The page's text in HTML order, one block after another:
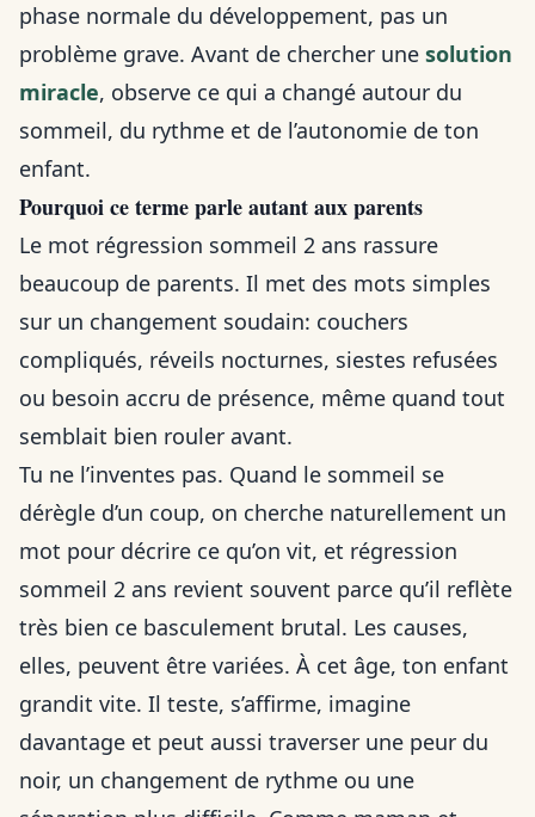
phase normale du développement, pas un
problème grave. Avant de chercher une solution
miracle, observe ce qui a changé autour du
sommeil, du rythme et de l’autonomie de ton
enfant.
Pourquoi ce terme parle autant aux parents
Le mot régression sommeil 2 ans rassure
beaucoup de parents. Il met des mots simples
sur un changement soudain: couchers
compliqués, réveils nocturnes, siestes refusées
ou besoin accru de présence, même quand tout
semblait bien rouler avant.
Tu ne l’inventes pas. Quand le sommeil se
dérègle d’un coup, on cherche naturellement un
mot pour décrire ce qu’on vit, et régression
sommeil 2 ans revient souvent parce qu’il reflète
très bien ce basculement brutal. Les causes,
elles, peuvent être variées. À cet âge, ton enfant
grandit vite. Il teste, s’affirme, imagine
davantage et peut aussi traverser une peur du
noir, un changement de rythme ou une